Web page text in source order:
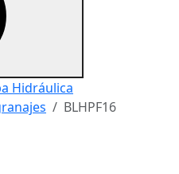
Hidráulica
BLHPF16